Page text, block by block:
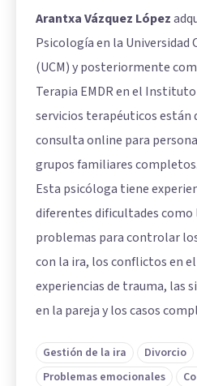
Arantxa Vázquez López
Psicología en la Universidad
(UCM) y posteriormente
Terapia EMDR en el Instituto
servicios terapéuticos están
consulta online para
grupos familiares completos.
Esta psicóloga tiene
diferentes dificultades
problemas para controlar
con la ira, los conflictos en
experiencias de trauma, las
en la pareja y los casos
Gestión de la ira
Divorcio
Problemas emocionales